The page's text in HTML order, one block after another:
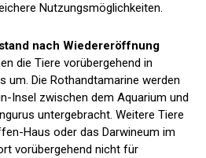
Nutzungsmöglichkeiten.
nach Wiedereröffnung
die Tiere vorübergehend in
um. Die Rothandtamarine werden
Insel zwischen dem Aquarium und
untergebracht. Weitere Tiere
Haus oder das Darwineum im
vorübergehend nicht für